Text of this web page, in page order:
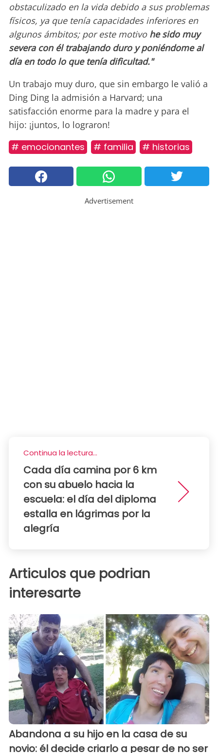
obstaculizado en la vida debido a sus problemas
físicos, ya que tenía capacidades inferiores en
algunos ámbitos; por este motivo he sido muy
severa con él trabajando duro y poniéndome al
día en todo lo que tenía dificultad."
Un trabajo muy duro, que sin embargo le valió a
Ding Ding la admisión a Harvard; una
satisfacción enorme para la madre y para el
hijo: ¡juntos, lo lograron!
# emocionantes # familia # historias
Advertisement
Continua la lectura...
Cada día camina por 6 km
con su abuelo hacia la
escuela: el día del diploma
estalla en lágrimas por la
alegría
Articulos que podrian
interesarte
Abandona a su hijo en la casa de su
novio: él decide criarlo a pesar de no ser